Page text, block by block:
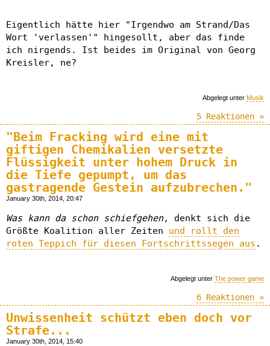
Eigentlich hätte hier "Irgendwo am Strand/Das
Wort 'verlassen'" hingesollt, aber das finde
ich nirgends. Ist beides im Original von Georg
Kreisler, ne?
Abgelegt unter Musik
5 Reaktionen »
"Beim Fracking wird eine mit
giftigen Chemikalien versetzte
Flüssigkeit unter hohem Druck in
die Tiefe gepumpt, um das
gastragende Gestein aufzubrechen."
January 30th, 2014, 20:47
Was kann da schon schiefgehen, denkt sich die
Größte Koalition aller Zeiten und rollt den
roten Teppich für diesen Fortschrittssegen aus .
Abgelegt unter The power game
6 Reaktionen »
Unwissenheit schützt eben doch vor
Strafe...
January 30th, 2014, 15:40